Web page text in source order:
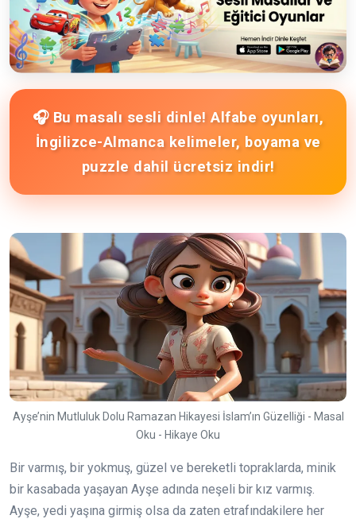
🎧 Bu masalı sesli dinle! Alfabe oyunları,
İngilizce-Almanca kelimeler, boyama ve
puzzle dahil ücretsiz indir!
Ayşe’nin Mutluluk Dolu Ramazan Hikayesi İslam’ın Güzelliği - Masal
Oku - Hikaye Oku
Bir varmış, bir yokmuş, güzel ve bereketli topraklarda, minik
bir kasabada yaşayan Ayşe adında neşeli bir kız varmış.
Ayşe, yedi yaşına girmiş olsa da zaten etrafındakilere her